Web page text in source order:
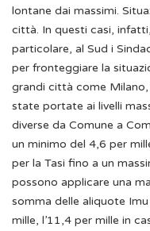
lontane dai massimi.
città. In questi casi,
particolare, al Sud i
per fronteggiare la
grandi città come
state portate ai livelli
diverse da Comune a
un minimo del 4,6 per
per la Tasi fino a un
possono applicare una
somma delle aliquote
mille, l’11,4 per mille in